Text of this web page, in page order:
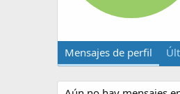
Mensajes de perfil